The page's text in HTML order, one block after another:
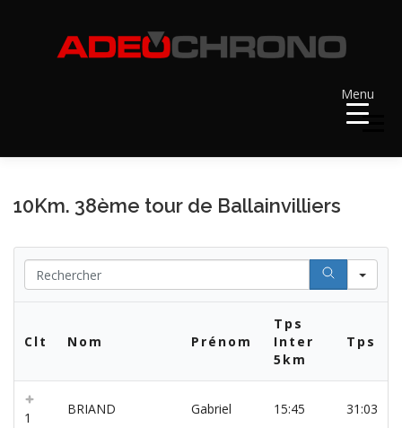
Menu
Menu
RÉCOMPENSES DOSSARDS
10Km. 38ème tour de Ballainvilliers
Clt Nom Prénom
Tps
Inter
5km
Tps
1
BRIAND Gabriel 15:45 31:03